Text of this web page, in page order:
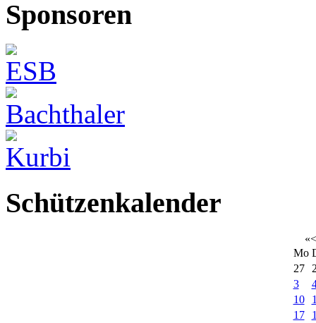
Sponsoren
Schützenkalender
«<
Mo
27
3
10
17